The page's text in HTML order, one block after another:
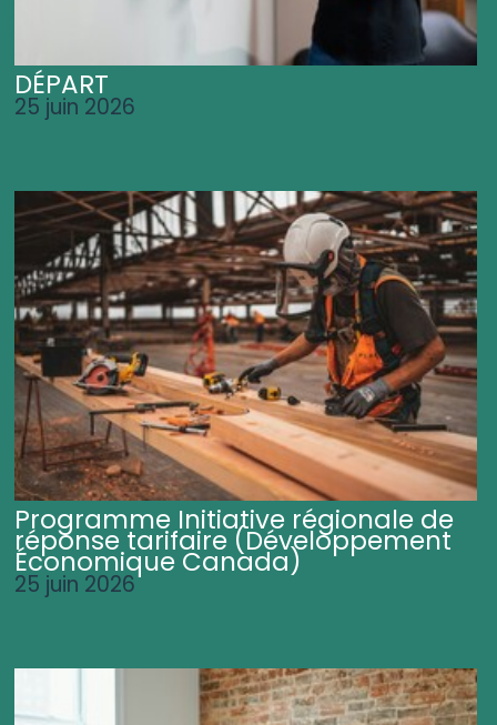
DÉPART
25 juin 2026
Programme Initiative régionale de
réponse tarifaire (Développement
Économique Canada)
25 juin 2026